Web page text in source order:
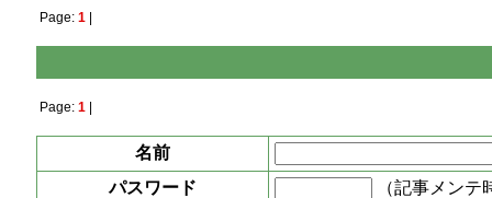
Page: 1|
Page: 1|
名前
パスワード
（記事メンテ